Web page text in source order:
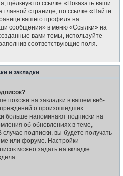
щёлкнув по ссылке «Показать ваши
странице, по ссылке «Найти
вашего профиля на
сообщения» в меню «Ссылки» на
вами темы, используйте
соответствующие поля.
и закладки
похожи на закладки в вашем веб-
о произошедших
больше напоминают подписки на
об обновлениях в теме,
подписки, вы будете получать
или форуме. Настройки
можно задать на вкладке